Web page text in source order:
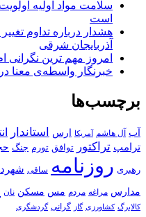
سلامت مواد اولیه
است
هشدار درباره تداوم
آذربایجان شرقی
امروز مهم‌ ترین
خبرنگار واسطه‌ی معنا
برچسب‌ها
آب آل هاشم آمریکا ارس استاندار
ترامپ تراکتور توافق تورم جنگ
رهبری روزنامه ساقی
مدارس مراغه مردم مس مسکن نان
کالابرگ کشاورزی گاز گرانی گردشگری